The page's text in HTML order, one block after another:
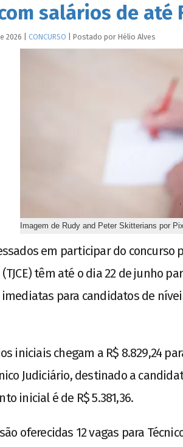
com salários de até
2026 CONCURSO Postado por Hélio Alves
Imagem de Rudy and Peter Skitterians por
em participar do concurso
(TJCE) têm até o dia 22 de junho
imediatas para candidatos de
iniciais chegam a R$ 8.829,24
Judiciário, destinado a
inicial é de R$ 5.381,36.
oferecidas 12 vagas para